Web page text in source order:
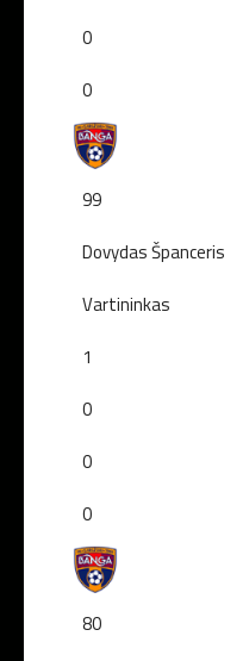
0
0
99
Dovydas Španceris
Vartininkas
1
0
0
0
80